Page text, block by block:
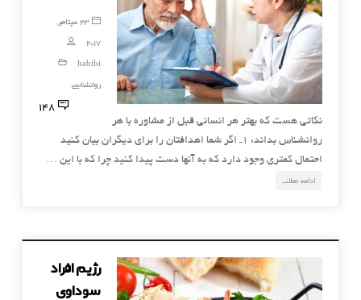
23 سپتامبر,
2017
habibi
روانشناسی
148
نکاتی هست که بهتر هر انسانی قبل از مشاوره با هر
روانشناس بداند: 1ـ اگر شما اهدافتان را برای دیگران بیان کنید
احتمال کمتری وجود دارد که به آنها دست پیدا کنید چرا که با این …
ادامه مطلب
رژیم افراد
سوداوی